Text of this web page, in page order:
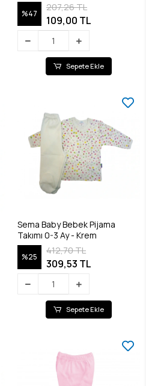
%47
207,26 TL
109,00 TL
Sepete Ekle
Sema Baby Bebek Pijama
Takımı 0-3 Ay - Krem
%25
412,70 TL
309,53 TL
Sepete Ekle